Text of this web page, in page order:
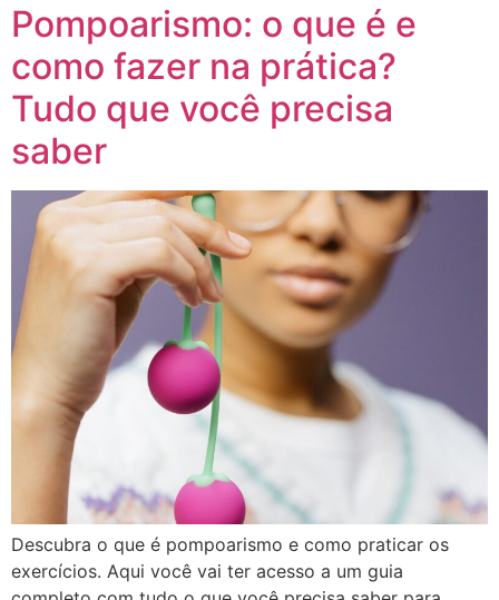
Pompoarismo: o que é e
como fazer na prática?
Tudo que você precisa
saber
Descubra o que é pompoarismo e como praticar os
exercícios. Aqui você vai ter acesso a um guia